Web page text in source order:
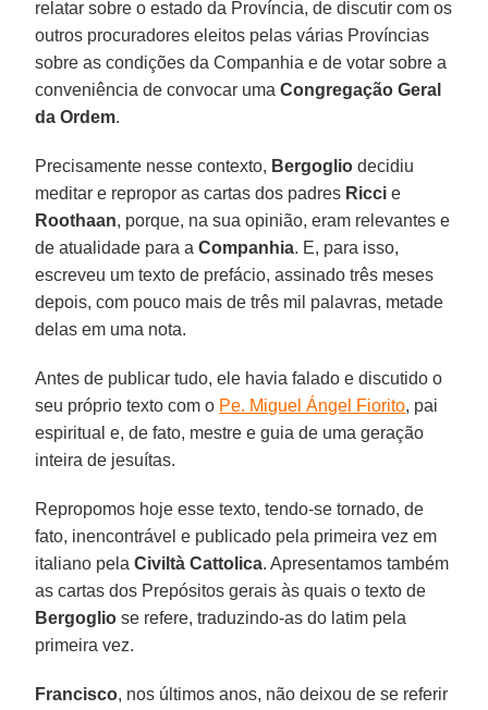
relatar sobre o estado da Província, de discutir com os
outros procuradores eleitos pelas várias Províncias
sobre as condições da Companhia e de votar sobre a
conveniência de convocar umaCongregação Geral
da Ordem.
Precisamente nesse contexto, Bergoglio decidiu
meditar e repropor as cartas dos padres Ricci e
Roothaan, porque, na sua opinião, eram relevantes e
de atualidade para aCompanhia. E, para isso,
escreveu um texto de prefácio, assinado três meses
depois, com pouco mais de três mil palavras, metade
delas em uma nota.
Antes de publicar tudo, ele havia falado e discutido o
seu próprio texto com o Pe. Miguel Ángel Fiorito, pai
espiritual e, de fato, mestre e guia de uma geração
inteira de jesuítas.
Repropomos hoje esse texto, tendo-se tornado, de
fato, inencontrável e publicado pela primeira vez em
italiano pelaCiviltà Cattolica. Apresentamos também
as cartas dos Prepósitos gerais às quais o texto de
Bergoglio se refere, traduzindo-as do latim pela
primeira vez.
Francisco, nos últimos anos, não deixou de se referir